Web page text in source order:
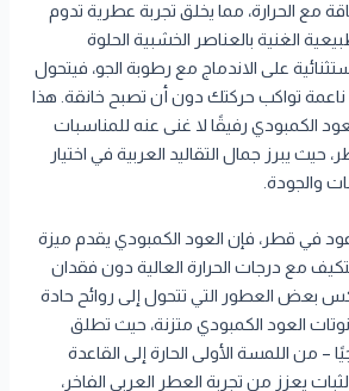
مع الحرارة، مما يخلق تجربة عطرية تدوم
الغنية بالعناصر الخشبية الحلوة
على الاندماج مع رطوبة الجو، فيتحول
تواكب حركتك دون أن تصبح خانقة. هذا
الكمبودي رفيقًا لا غنى عنه للمناسبات
حيث يبرز جمال التقاليد العربية في اختيار
والجودة.
في قطر، فإن العود الكمبودي يقدم ميزة
مع درجات الحرارة العالية دون فقدان
بعض العطور التي تتحول إلى روائح حادة
العود الكمبودي متزنة، حيث تطلق
– من اللمسة الأولى الحارة إلى القاعدة
يعزز من تجربة العطر العربي الفاخر،